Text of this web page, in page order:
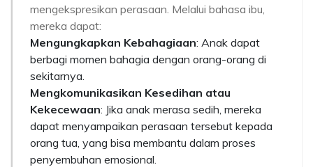
mengekspresikan perasaan. Melalui bahasa ibu,
mereka dapat:
Mengungkapkan Kebahagiaan: Anak dapat
berbagi momen bahagia dengan orang-orang di
sekitarnya.
Mengkomunikasikan Kesedihan atau
Kekecewaan: Jika anak merasa sedih, mereka
dapat menyampaikan perasaan tersebut kepada
orang tua, yang bisa membantu dalam proses
penyembuhan emosional.